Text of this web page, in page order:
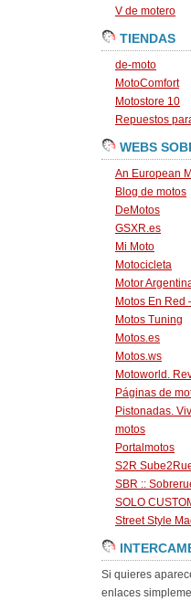
V de motero
TIENDAS
de-moto
MotoComfort
Motostore 10
Repuestos
WEBS
An European
Blog de motos
DeMotos
GSXR.es
Mi Moto
Motocicleta
Motor
Motos En Red
Motos Tuning
Motos.es
Motos.ws
Motoworld.
Páginas de
Pistonadas.
motos
Portalmotos
S2R
SBR ::
SOLO
Street Style
Si quieres
enlaces